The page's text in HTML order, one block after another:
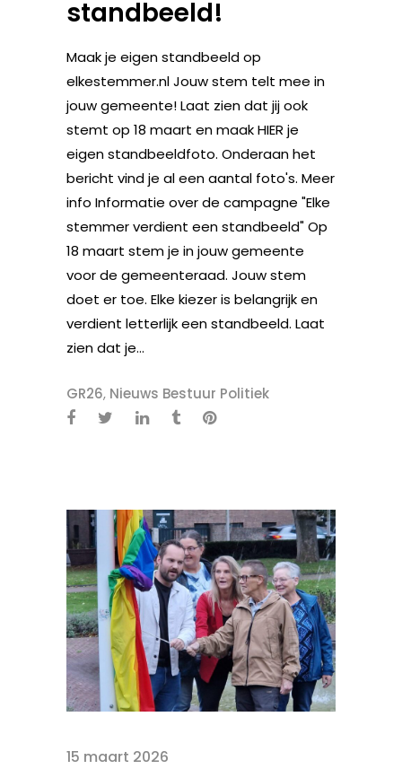
standbeeld!
Maak je eigen standbeeld op
elkestemmer.nl Jouw stem telt mee in
jouw gemeente! Laat zien dat jij ook
stemt op 18 maart en maak HIER je
eigen standbeeldfoto. Onderaan het
bericht vind je al een aantal foto's. Meer
info Informatie over de campagne "Elke
stemmer verdient een standbeeld" Op
18 maart stem je in jouw gemeente
voor de gemeenteraad. Jouw stem
doet er toe. Elke kiezer is belangrijk en
verdient letterlijk een standbeeld. Laat
zien dat je...
GR26, Nieuws Bestuur Politiek
15 maart 2026